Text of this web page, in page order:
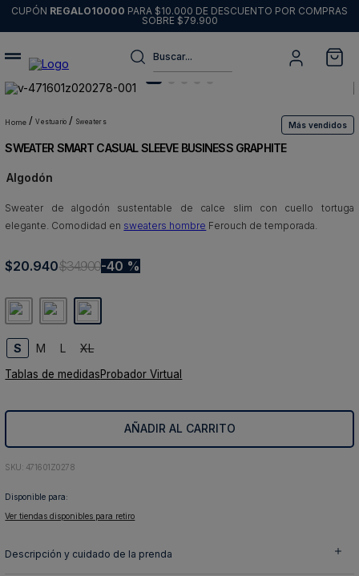
CUPÓN REGALO10000 PARA $10.000 DE DESCUENTO POR COMPRAS
SOBRE $79.900
Buscar...
vestuario sweaters Más vendidos
SWEATER SMART CASUAL SLEEVE BUSINESS GRAPHITE
Algodón
Sweater de algodón sustentable de calce slim con cuello tortuga
elegante. Comodidad en sweaters hombre Ferouch de temporada.
$20.940$34.900 40 %
S M L XL
Tablas de medidasProbador Virtual
AÑADIR AL CARRITO
: 471601Z0278
Disponible para:
Ver tiendas disponibles para retiro
Descripción y cuidado de la prenda
1.
sweater
2.
chaquetas
3.
pantalon
4.
camisas
6.
jeans
8.
chaqueta
9
poleron
10. abrigo